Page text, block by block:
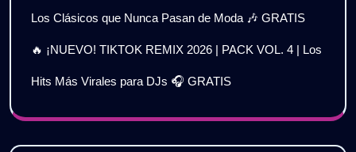
Los Clásicos que Nunca Pasan de Moda 🎶 GRATIS
🔥 ¡NUEVO! TIKTOK REMIX 2026 | PACK VOL. 4 | Los
Hits Más Virales para DJs 🎧 GRATIS